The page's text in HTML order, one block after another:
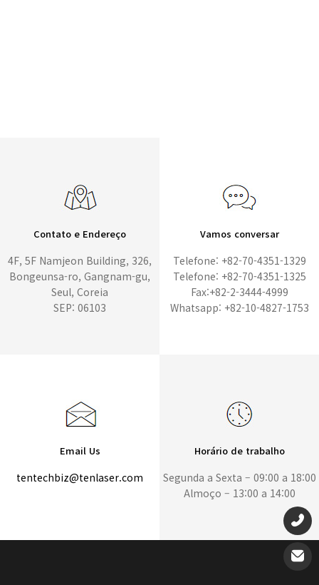
Contato e Endereço
4F, 5F Namjeon Building, 326,
Bongeunsa-ro, Gangnam-gu,
Seul, Coreia
SEP: 06103
Vamos conversar
Telefone: +82-70-4351-1329
Telefone: +82-70-4351-1325
Fax:+82-2-3444-4999
Whatsapp: +82-10-4827-1753
Email Us
tentechbiz@tenlaser.com
Horário de trabalho
Segunda a Sexta – 09:00 a 18:00
Almoço – 13:00 a 14:00